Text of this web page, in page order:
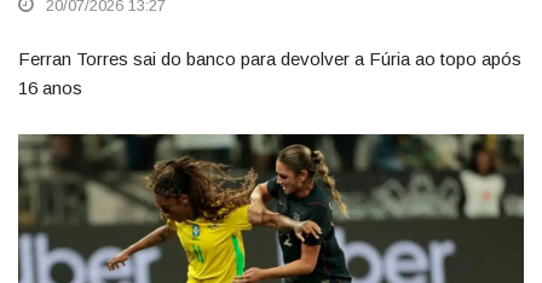
20/07/2026 13:27
Ferran Torres sai do banco para devolver a Fúria ao topo após
16 anos